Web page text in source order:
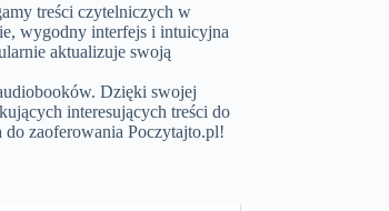
treści czytelniczych w
wygodny interfejs i intuicyjna
aktualizuje swoją
Dzięki swojej
interesujących treści do
do zaoferowania Poczytajto.pl!